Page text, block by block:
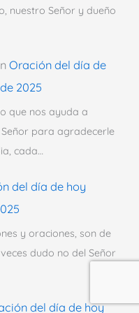
nuestro Señor y dueño
Oración del día de
2025
que nos ayuda a
para agradecerle
cada…
del día de hoy
y oraciones, son de
dudo no del Señor
del día de hoy